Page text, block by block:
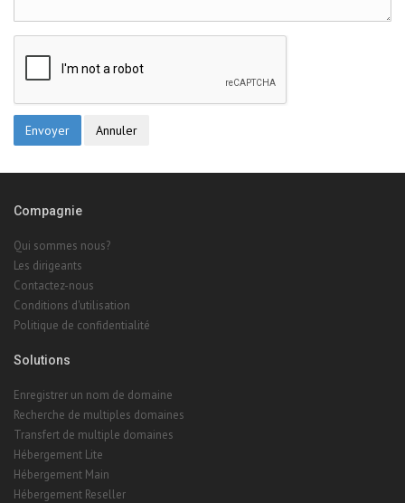
Compagnie
Qui sommes nous?
Les dirigeants
Contactez-nous
Conditions d'utilisation
Politique de confidentialité
Solutions
Enregistrer un nom de domaine
Recherche de multiples domaines
Transfert de multiple domaines
Hébergement Lite
Hébergement Main
Hébergement Reseller